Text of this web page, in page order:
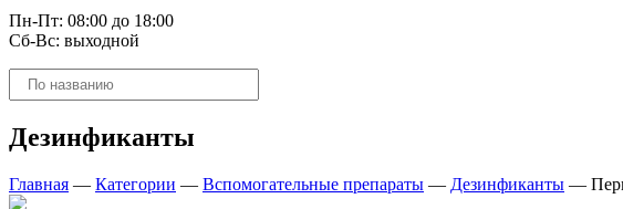
Пн-Пт: 08:00 до 18:00
Сб-Вс: выходной
Поиск
товаров
Дезинфиканты
Главная — Категории — Вспомогательные препараты — Дезинфиканты —